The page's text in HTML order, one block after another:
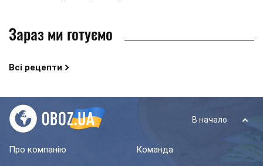
Зараз ми готуємо
Всі рецепти
В начало
Про компанію Команда